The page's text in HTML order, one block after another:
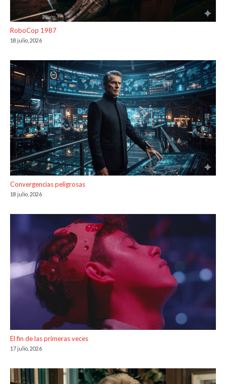
RoboCop 1987
18 julio, 2026
Convergencias peligrosas
18 julio, 2026
El fin de las primeras veces
17 julio, 2026